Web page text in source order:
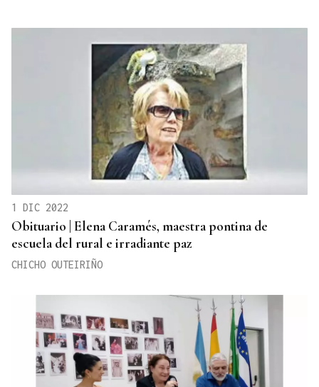
1 DIC 2022
Obituario | Elena Caramés, maestra pontina de
escuela del rural e irradiante paz
CHICHO OUTEIRIÑO